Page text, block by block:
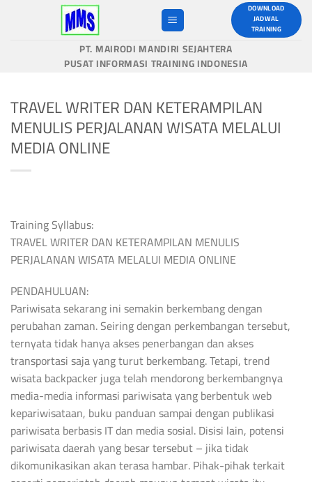
DOWNLOAD
JADWAL
TRAINING
PT. MAIRODI MANDIRI SEJAHTERA
PUSAT INFORMASI TRAINING INDONESIA
TRAVEL WRITER DAN KETERAMPILAN
MENULIS PERJALANAN WISATA MELALUI
MEDIA ONLINE
Training Syllabus:
TRAVEL WRITER DAN KETERAMPILAN MENULIS
PERJALANAN WISATA MELALUI MEDIA ONLINE
PENDAHULUAN:
Pariwisata sekarang ini semakin berkembang dengan
perubahan zaman. Seiring dengan perkembangan tersebut,
ternyata tidak hanya akses penerbangan dan akses
transportasi saja yang turut berkembang. Tetapi, trend
wisata backpacker juga telah mendorong berkembangnya
media-media informasi pariwisata yang berbentuk web
kepariwisataan, buku panduan sampai dengan publikasi
pariwisata berbasis IT dan media sosial. Disisi lain, potensi
pariwisata daerah yang besar tersebut – jika tidak
dikomunikasikan akan terasa hambar. Pihak-pihak terkait